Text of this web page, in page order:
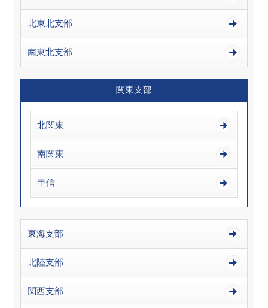
北東北支部
南東北支部
関東支部
北関東
南関東
甲信
東海支部
北陸支部
関西支部